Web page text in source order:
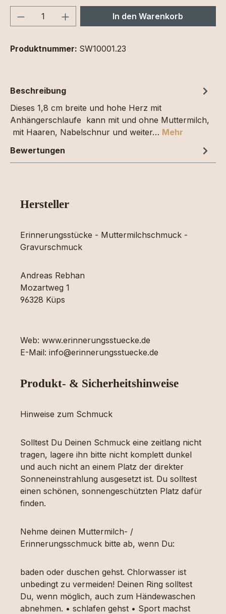
Produkt Anzahl: Gib denIn den Warenkorb
Produktnummer: SW10001.23
Beschreibung
Dieses 1,8 cm breite und hohe Herz mit
Anhängerschlaufe kann mit und ohne Muttermilch,
mit Haaren, Nabelschnur und weiter… Mehr
Bewertungen
Hersteller
Erinnerungsstücke - Muttermilchschmuck -
Gravurschmuck
Andreas Rebhan
Mozartweg 1
96328 Küps
Web: www.erinnerungsstuecke.de
E-Mail: info@erinnerungsstuecke.de
Produkt- & Sicherheitshinweise
Hinweise zum Schmuck
Solltest Du Deinen Schmuck eine zeitlang nicht
tragen, lagere ihn bitte nicht komplett dunkel
und auch nicht an einem Platz der direkter
Sonneneinstrahlung ausgesetzt ist. Du solltest
einen schönen, sonnengeschützten Platz dafür
finden.
Nehme deinen Muttermilch- /
Erinnerungsschmuck bitte ab, wenn Du:
baden oder duschen gehst. Chlorwasser ist
unbedingt zu vermeiden! Deinen Ring solltest
Du, wenn möglich, auch zum Händewaschen
abnehmen. • schlafen gehst • Sport machst